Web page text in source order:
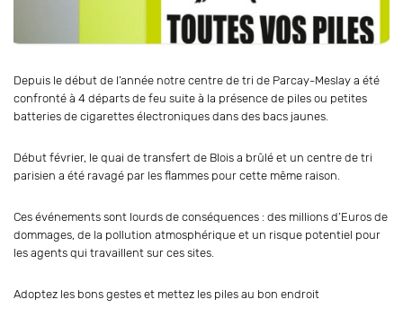
Depuis le début de l’année notre centre de tri de Parcay-Meslay a été
confronté à 4 départs de feu suite à la présence de piles ou petites
batteries de cigarettes électroniques dans des bacs jaunes.
Début février, le quai de transfert de Blois a brûlé et un centre de tri
parisien a été ravagé par les flammes pour cette même raison.
Ces événements sont lourds de conséquences : des millions d’Euros de
dommages, de la pollution atmosphérique et un risque potentiel pour
les agents qui travaillent sur ces sites.
Adoptez les bons gestes et mettez les piles au bon endroit